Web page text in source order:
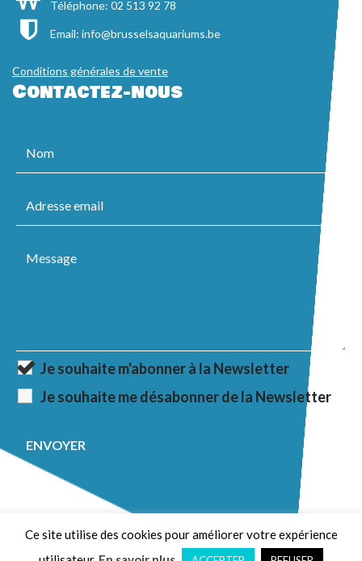
Téléphone: 02 513 92 78
Email: info@brusselsaquariums.be
Conditions générales de vente
Contactez-nous
Je souhaite m'abonner à la Newsletter
Je souhaite me désabonner de la Newsletter
Ce site utilise des cookies pour améliorer votre expérience